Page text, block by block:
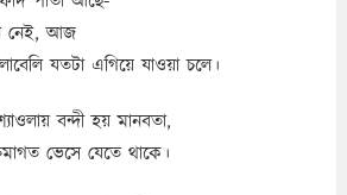
নেই, আজ
যতটা এগিয়ে যাওয়া চলে।
বন্দী হয় মানবতা,
ভেসে যেতে থাকে।